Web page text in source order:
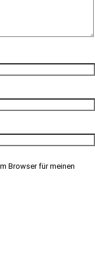
Browser für meinen